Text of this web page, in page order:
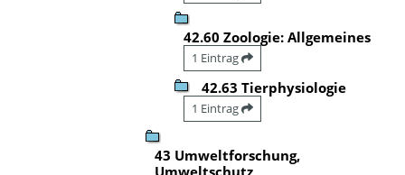
42.60 Zoologie: Allgemeines
1 Eintrag
42.63 Tierphysiologie
1 Eintrag
43 Umweltforschung,
Umweltschutz